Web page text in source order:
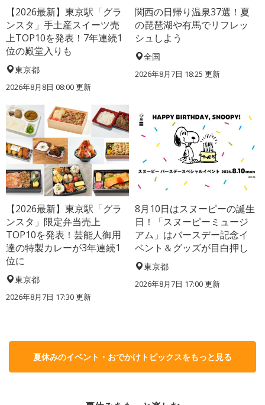
【2026最新】東京駅「グラ
ンスタ」手土産スイーツ売
上TOP10を発表！7年連続1
位の殿堂入りも
東京都
2026年8月8日 08:00更新
関西の日帰り温泉37選！夏
の琵琶湖や有馬でリフレッ
シュしよう
全国
2026年8月7日 18:25 更新
【2026最新】東京駅「グラ
ンスタ」限定弁当売上
TOP10を発表！芸能人御用
達の特製カレーが3年連続1
位に
東京都
2026年8月7日 17:30更新
8月10日はスヌーピーの誕生
日！「スヌーピーミュージ
アム」はバースデー記念イ
ベント＆グッズが目白押し
東京都
2026年8月7日 17:00更新
夏休みのイベント・おでかけトピックスをもっと見る